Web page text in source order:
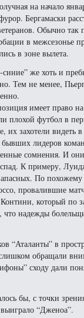
на начало
Бергамаски
Обычно так
в межсезонье
в зоне вылета.
синие” же хоть и
Тем не менее,
имеет право
плохой футбол в
их захотели видеть
бывших лидеров
сомнения. И
спад. К примеру,
По
провалившие
который
надежды
“Аталанты” в
обращали
сходу дали
бы, с точки
“Дженоа”.